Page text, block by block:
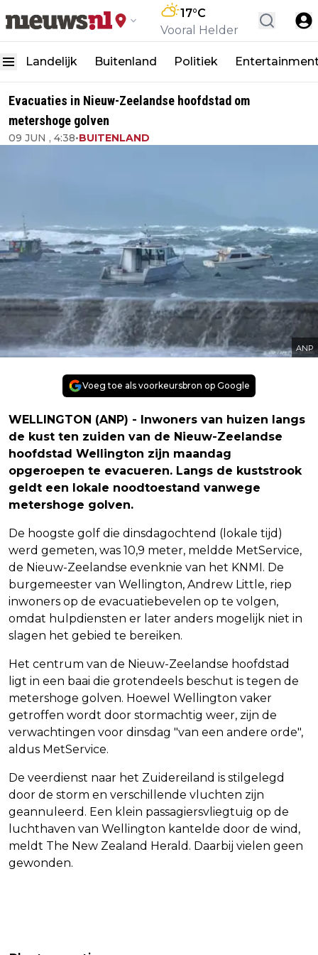
17°C
Vooral Helder
Landelijk Buitenland Politiek
Evacuaties in Nieuw-Zeelandse hoofdstad om
metershoge golven
09 JUN , 4:38•BUITENLAND
ANP
Voeg toe als voorkeursbron op Google
WELLINGTON (ANP) - Inwoners van huizen langs
de kust ten zuiden van de Nieuw-Zeelandse
hoofdstad Wellington zijn maandag
opgeroepen te evacueren. Langs de kuststrook
geldt een lokale noodtoestand vanwege
metershoge golven.
De hoogste golf die dinsdagochtend (lokale tijd)
werd gemeten, was 10,9 meter, meldde MetService,
de Nieuw-Zeelandse evenknie van het KNMI. De
burgemeester van Wellington, Andrew Little, riep
inwoners op de evacuatiebevelen op te volgen,
omdat hulpdiensten er later anders mogelijk niet in
slagen het gebied te bereiken.
Het centrum van de Nieuw-Zeelandse hoofdstad
ligt in een baai die grotendeels beschut is tegen de
metershoge golven. Hoewel Wellington vaker
getroffen wordt door stormachtig weer, zijn de
verwachtingen voor dinsdag "van een andere orde",
aldus MetService.
De veerdienst naar het Zuidereiland is stilgelegd
door de storm en verschillende vluchten zijn
geannuleerd. Een klein passagiersvliegtuig op de
luchthaven van Wellington kantelde door de wind,
meldt The New Zealand Herald. Daarbij vielen geen
gewonden.